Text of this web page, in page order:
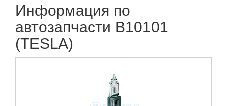
Информация по
автозапчасти B10101
(TESLA)